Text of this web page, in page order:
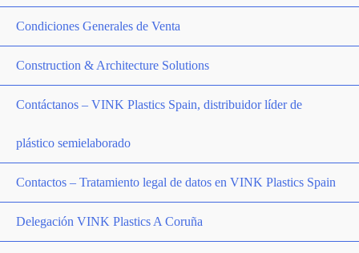
Condiciones Generales de Venta
Construction & Architecture Solutions
Contáctanos – VINK Plastics Spain, distribuidor líder de
plástico semielaborado
Contactos – Tratamiento legal de datos en VINK Plastics Spain
Delegación VINK Plastics A Coruña